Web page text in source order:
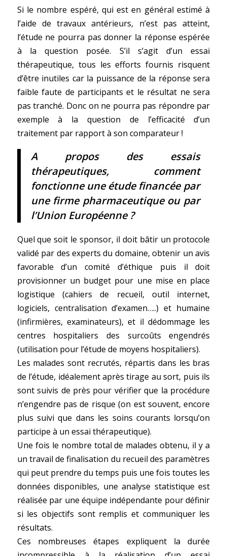
Si le nombre espéré, qui est en général estimé à
l’aide de travaux antérieurs, n’est pas atteint,
l’étude ne pourra pas donner la réponse espérée
à la question posée. S’il s’agit d’un essai
thérapeutique, tous les efforts fournis risquent
d’être inutiles car la puissance de la réponse sera
faible faute de participants et le résultat ne sera
pas tranché. Donc on ne pourra pas répondre par
exemple à la question de l’efficacité d’un
traitement par rapport à son comparateur !
A propos des essais
thérapeutiques, comment
fonctionne une étude financée par
une firme pharmaceutique ou par
l’Union Européenne ?
Quel que soit le sponsor, il doit bâtir un protocole
validé par des experts du domaine, obtenir un avis
favorable d’un comité d’éthique puis il doit
provisionner un budget pour une mise en place
logistique (cahiers de recueil, outil internet,
logiciels, centralisation d’examen…..) et humaine
(infirmières, examinateurs), et il dédommage les
centres hospitaliers des surcoûts engendrés
(utilisation pour l’étude de moyens hospitaliers).
Les malades sont recrutés, répartis dans les bras
de l’étude, idéalement après tirage au sort, puis ils
sont suivis de près pour vérifier que la procédure
n’engendre pas de risque (on est souvent, encore
plus suivi que dans les soins courants lorsqu’on
participe à un essai thérapeutique).
Une fois le nombre total de malades obtenu, il y a
un travail de finalisation du recueil des paramètres
qui peut prendre du temps puis une fois toutes les
données disponibles, une analyse statistique est
réalisée par une équipe indépendante pour définir
si les objectifs sont remplis et communiquer les
résultats.
Ces nombreuses étapes expliquent la durée